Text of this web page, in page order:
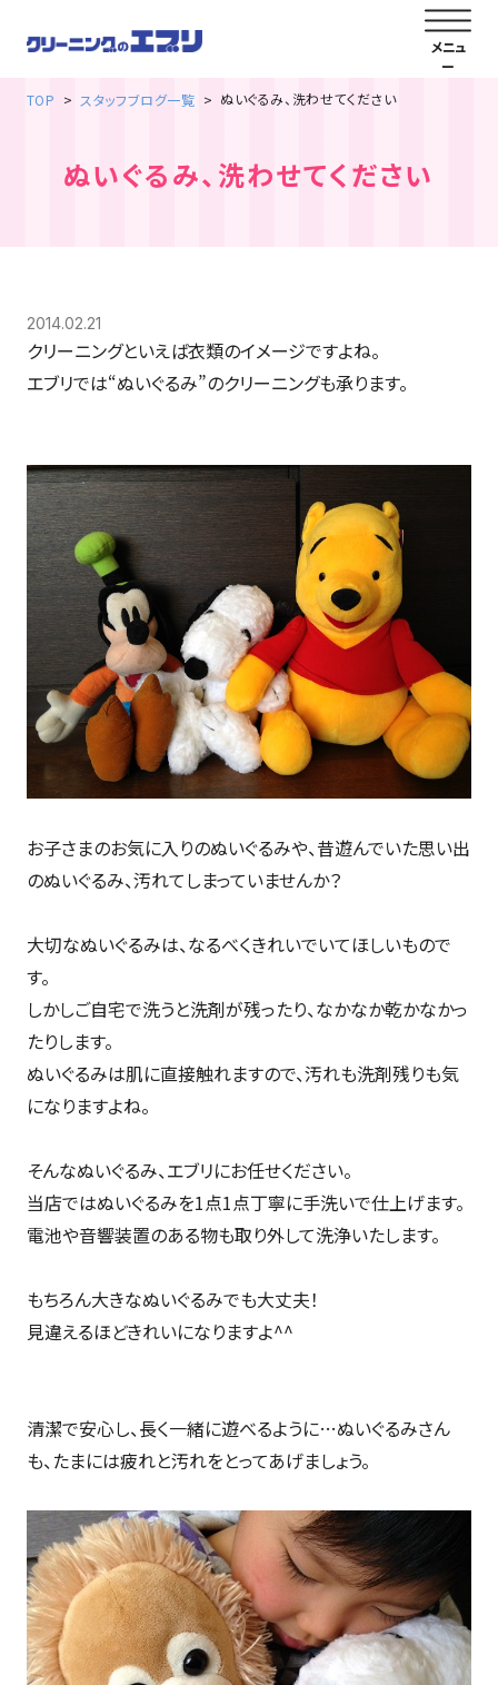
TOP スタッフブログ一覧 ぬいぐるみ、洗わせてください
ぬいぐるみ、洗わせてください
2014.02.21
クリーニングといえば衣類のイメージですよね。
エブリでは“ぬいぐるみ”のクリーニングも承ります。
お子さまのお気に入りのぬいぐるみや、昔遊んでいた思い出
のぬいぐるみ、汚れてしまっていませんか？
大切なぬいぐるみは、なるべくきれいでいてほしいもので
す。
しかしご自宅で洗うと洗剤が残ったり、なかなか乾かなかっ
たりします。
ぬいぐるみは肌に直接触れますので、汚れも洗剤残りも気
になりますよね。
そんなぬいぐるみ、エブリにお任せください。
当店ではぬいぐるみを1点1点丁寧に手洗いで仕上げます。
電池や音響装置のある物も取り外して洗浄いたします。
もちろん大きなぬいぐるみでも大丈夫！
見違えるほどきれいになりますよ^^
清潔で安心し、長く一緒に遊べるように…ぬいぐるみさん
も、たまには疲れと汚れをとってあげましょう。